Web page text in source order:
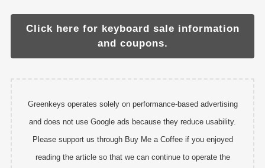
Click here for keyboard sale information
and coupons.
Greenkeys operates solely on performance-based advertising
and does not use Google ads because they reduce usability.
Please support us through Buy Me a Coffee if you enjoyed
reading the article so that we can continue to operate the